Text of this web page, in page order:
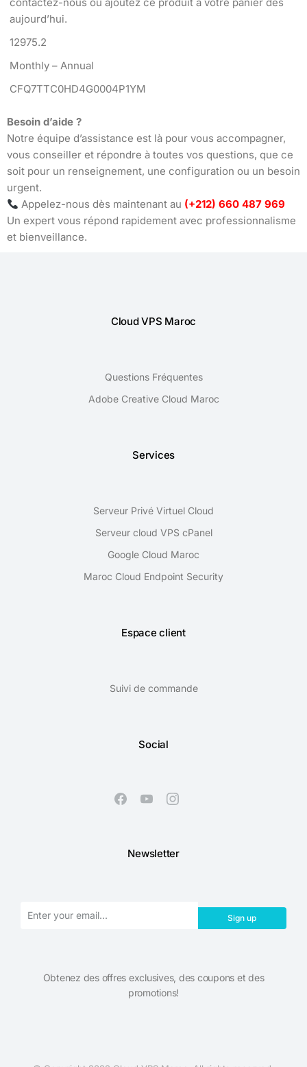
aujourd’hui.
12975.2
Monthly – Annual
CFQ7TTC0HD4G0004P1YM
Besoin d’aide ?
Notre équipe d’assistance est là pour vous accompagner,
vous conseiller et répondre à toutes vos questions, que ce
soit pour un renseignement, une configuration ou un besoin
urgent.
Appelez-nous dès maintenant au (+212) 660 487 969
Un expert vous répond rapidement avec professionnalisme
et bienveillance.
Cloud VPS Maroc
Questions Fréquentes
Adobe Creative Cloud Maroc
Services
Serveur Privé Virtuel Cloud
Serveur cloud VPS cPanel
Google Cloud Maroc
Maroc Cloud Endpoint Security
Espace client
Suivi de commande
Social
Newsletter
Sign up
Obtenez des offres exclusives, des coupons et des
promotions!​